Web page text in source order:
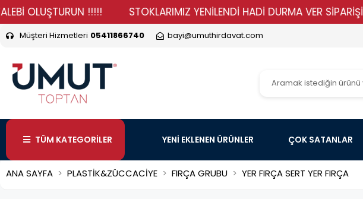
OLUŞTURUN !!!!! STOKLARIMIZ YENİLENDİ HADİ DURMA VER SİPARİŞİNİ !!!
Müşteri Hizmetleri 05411866740 bayi@umuthirdavat.com
TÜM KATEGORİLER YENİ EKLENEN ÜRÜNLER ÇOK SATANLAR
ANA SAYFA PLASTİK&ZÜCCACİYE FIRÇA GRUBU YER FIRÇA SERT YER FIRÇA